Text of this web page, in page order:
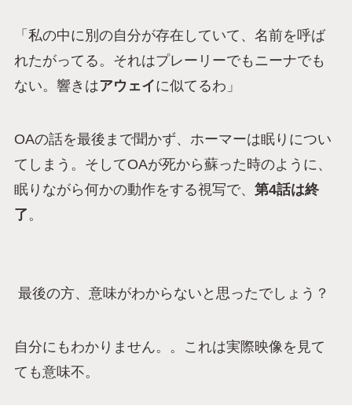
「私の中に別の自分が存在していて、名前を呼ば
れたがってる。それはプレーリーでもニーナでも
ない。響きはアウェイに似てるわ」
OAの話を最後まで聞かず、ホーマーは眠りについ
てしまう。そしてOAが死から蘇った時のように、
眠りながら何かの動作をする視写で、 第4話は終
了。
最後の方、意味がわからないと思ったでしょう？
自分にもわかりません。。これは実際映像を見て
ても意味不。